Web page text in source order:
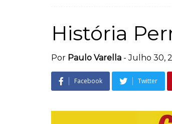
História
Por Paulo Varella -Julho 30,
Facebook Twitter